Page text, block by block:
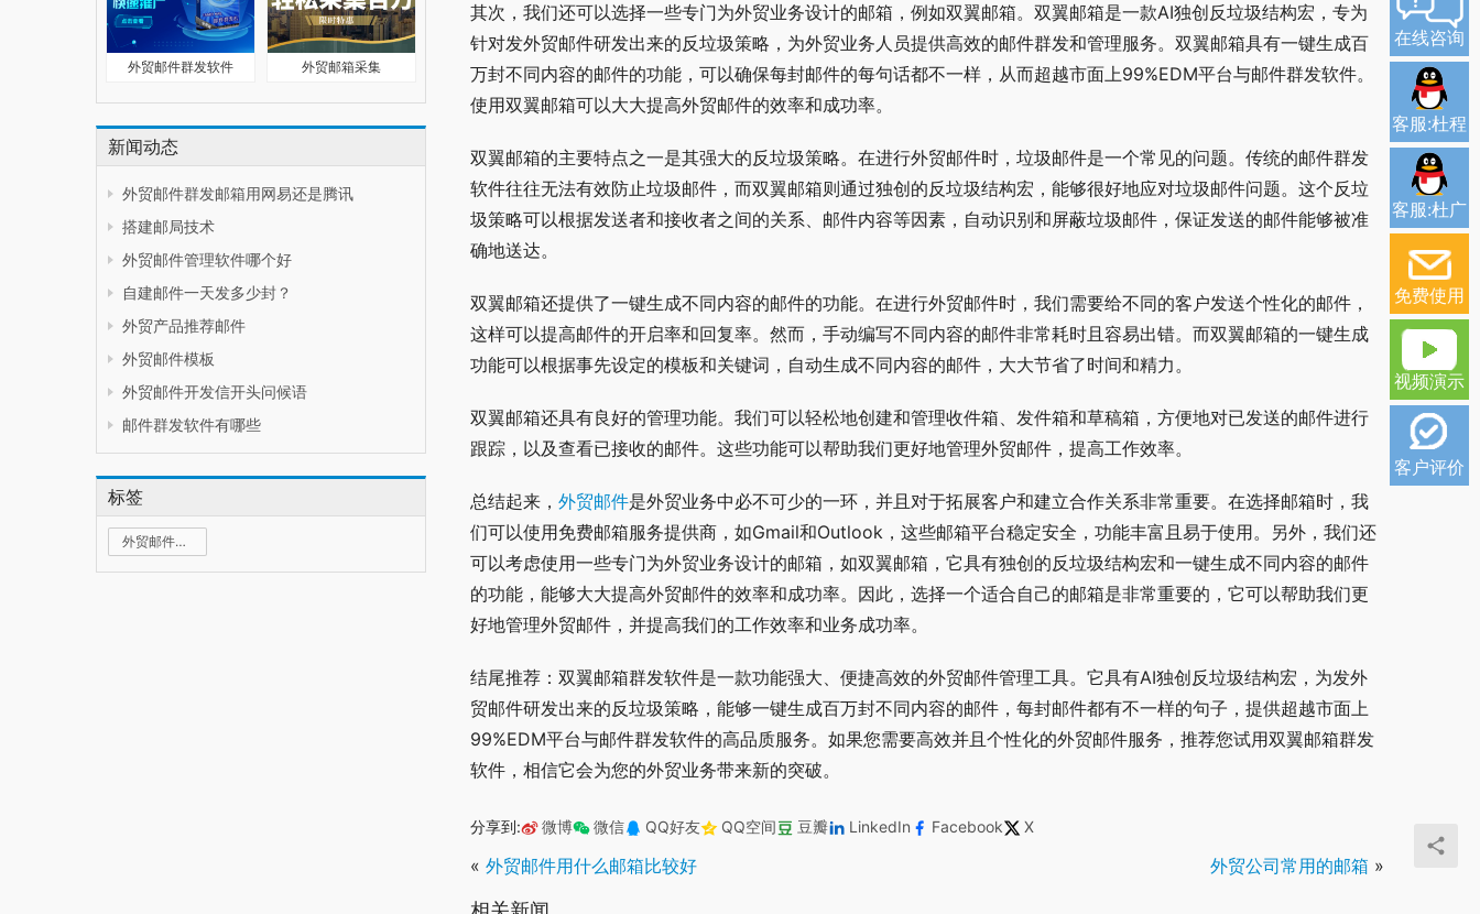
外贸邮件群发软件 外贸邮箱采集
新闻动态
外贸邮件群发邮箱用网易还是腾讯
搭建邮局技术
外贸邮件管理软件哪个好
自建邮件一天发多少封？
外贸产品推荐邮件
外贸邮件模板
外贸邮件开发信开头问候语
邮件群发软件有哪些
标签
外贸邮件群发
其次，我们还可以选择一些专门为外贸业务设计的邮箱，例如双翼邮箱。双翼邮箱是一款AI独创反垃圾结构宏，专为
针对发外贸邮件研发出来的反垃圾策略，为外贸业务人员提供高效的邮件群发和管理服务。双翼邮箱具有一键生成百
万封不同内容的邮件的功能，可以确保每封邮件的每句话都不一样，从而超越市面上99%EDM平台与邮件群发软件。
使用双翼邮箱可以大大提高外贸邮件的效率和成功率。
双翼邮箱的主要特点之一是其强大的反垃圾策略。在进行外贸邮件时，垃圾邮件是一个常见的问题。传统的邮件群发
软件往往无法有效防止垃圾邮件，而双翼邮箱则通过独创的反垃圾结构宏，能够很好地应对垃圾邮件问题。这个反垃
圾策略可以根据发送者和接收者之间的关系、邮件内容等因素，自动识别和屏蔽垃圾邮件，保证发送的邮件能够被准
确地送达。
双翼邮箱还提供了一键生成不同内容的邮件的功能。在进行外贸邮件时，我们需要给不同的客户发送个性化的邮件，
这样可以提高邮件的开启率和回复率。然而，手动编写不同内容的邮件非常耗时且容易出错。而双翼邮箱的一键生成
功能可以根据事先设定的模板和关键词，自动生成不同内容的邮件，大大节省了时间和精力。
双翼邮箱还具有良好的管理功能。我们可以轻松地创建和管理收件箱、发件箱和草稿箱，方便地对已发送的邮件进行
跟踪，以及查看已接收的邮件。这些功能可以帮助我们更好地管理外贸邮件，提高工作效率。
总结起来， 外贸邮件是外贸业务中必不可少的一环，并且对于拓展客户和建立合作关系非常重要。在选择邮箱时，我
们可以使用免费邮箱服务提供商，如Gmail和Outlook，这些邮箱平台稳定安全，功能丰富且易于使用。另外，我们还
可以考虑使用一些专门为外贸业务设计的邮箱，如双翼邮箱，它具有独创的反垃圾结构宏和一键生成不同内容的邮件
的功能，能够大大提高外贸邮件的效率和成功率。因此，选择一个适合自己的邮箱是非常重要的，它可以帮助我们更
好地管理外贸邮件，并提高我们的工作效率和业务成功率。
结尾推荐：双翼邮箱群发软件是一款功能强大、便捷高效的外贸邮件管理工具。它具有AI独创反垃圾结构宏，为发外
贸邮件研发出来的反垃圾策略，能够一键生成百万封不同内容的邮件，每封邮件都有不一样的句子，提供超越市面上
99%EDM平台与邮件群发软件的高品质服务。如果您需要高效并且个性化的外贸邮件服务，推荐您试用双翼邮箱群发
软件，相信它会为您的外贸业务带来新的突破。
分享到: 微博 微信 QQ好友 QQ空间 豆瓣 LinkedIn Facebook X
« 外贸邮件用什么邮箱比较好 外贸公司常用的邮箱 »
在线咨询
客服:杜程
客服:杜广
免费使用
视频演示
客户评价